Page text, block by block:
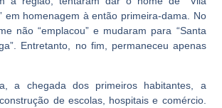
em homenagem à então primeira-dama. No
não “emplacou” e mudaram para “Santa
Entretanto, no fim, permaneceu apenas
a chegada dos primeiros habitantes, a
de escolas, hospitais e comércio.